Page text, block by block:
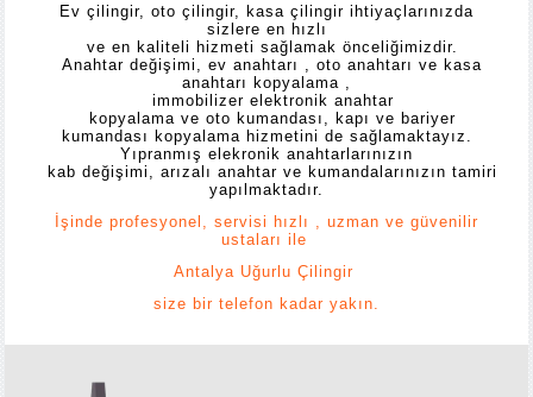
Ev çilingir, oto çilingir, kasa çilingir ihtiyaçlarınızda
sizlere en hızlı
ve en kaliteli hizmeti sağlamak önceliğimizdir.
Anahtar değişimi, ev anahtarı , oto anahtarı ve kasa
anahtarı kopyalama ,
immobilizer elektronik anahtar
kopyalama ve oto kumandası, kapı ve bariyer
kumandası kopyalama hizmetini de sağlamaktayız.
Yıpranmış elekronik anahtarlarınızın
kab değişimi, arızalı anahtar ve kumandalarınızın tamiri
yapılmaktadır.
İşinde profesyonel, servisi hızlı , uzman ve güvenilir
ustaları ile
Antalya Uğurlu Çilingir
size bir telefon kadar yakın.